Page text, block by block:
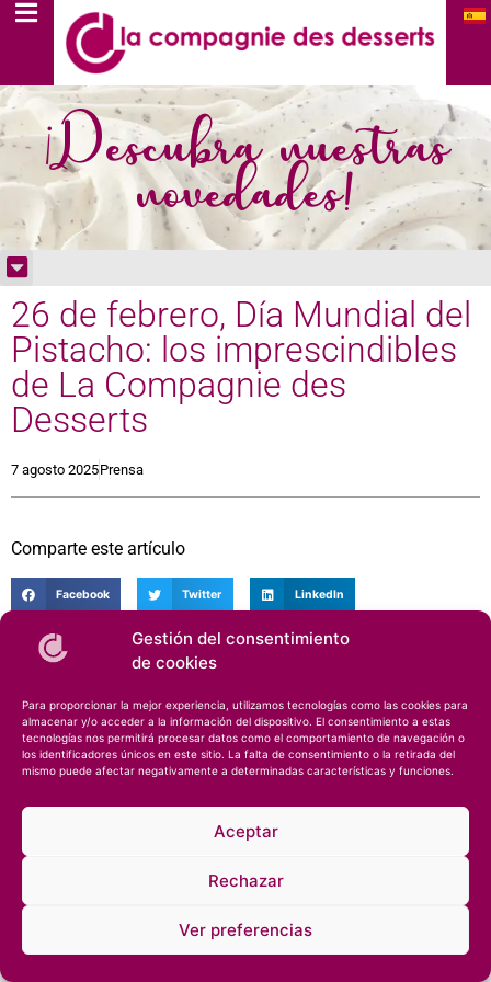
Gestión del consentimiento
de cookies
Para proporcionar la mejor experiencia, utilizamos tecnologías como las cookies para
almacenar y/o acceder a la información del dispositivo. El consentimiento a estas
tecnologías nos permitirá procesar datos como el comportamiento de navegación o
los identificadores únicos en este sitio. La falta de consentimiento o la retirada del
mismo puede afectar negativamente a determinadas características y funciones.
Aceptar
Rechazar
Ver preferencias
¡Descubra nuestras
novedades!
26 de febrero, Día Mundial del
Pistacho: los imprescindibles
de La Compagnie des
Desserts
7 agosto 2025Prensa
Comparte este artículo
Facebook Twitter LinkedIn
Artículo Anterior